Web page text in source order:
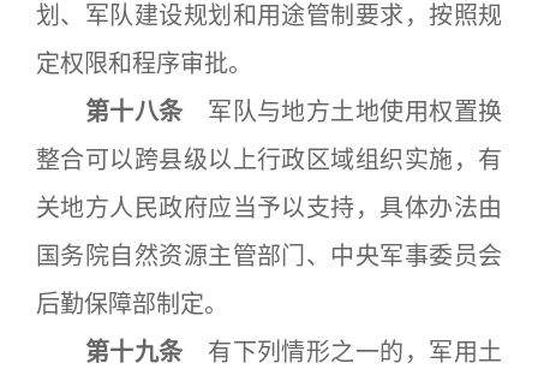
划、军队建设规划和用途管制要求，按照规
定权限和程序审批。
第十八条 军队与地方土地使用权置换
整合可以跨县级以上行政区域组织实施，有
关地方人民政府应当予以支持，具体办法由
国务院自然资源主管部门、中央军事委员会
后勤保障部制定。
第十九条 有下列情形之一的，军用土